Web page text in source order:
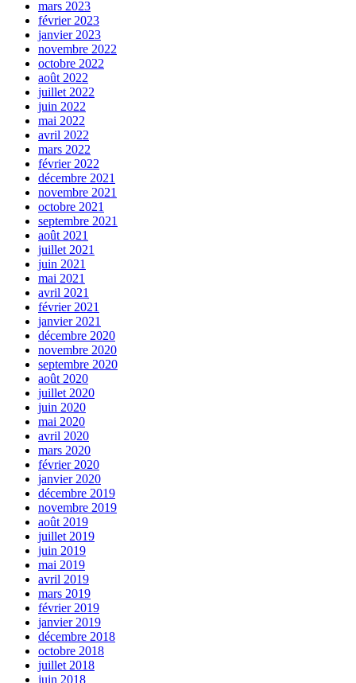
mars 2023
février 2023
janvier 2023
novembre 2022
octobre 2022
août 2022
juillet 2022
juin 2022
mai 2022
avril 2022
mars 2022
février 2022
décembre 2021
novembre 2021
octobre 2021
septembre 2021
août 2021
juillet 2021
juin 2021
mai 2021
avril 2021
février 2021
janvier 2021
décembre 2020
novembre 2020
septembre 2020
août 2020
juillet 2020
juin 2020
mai 2020
avril 2020
mars 2020
février 2020
janvier 2020
décembre 2019
novembre 2019
août 2019
juillet 2019
juin 2019
mai 2019
avril 2019
mars 2019
février 2019
janvier 2019
décembre 2018
octobre 2018
juillet 2018
juin 2018